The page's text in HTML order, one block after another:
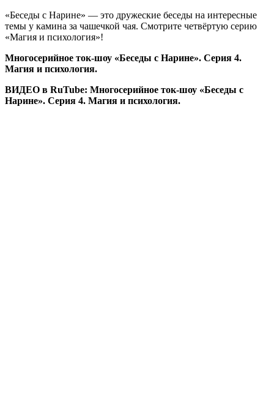
«Беседы с Нарине» — это дружеские беседы на интересные
темы у камина за чашечкой чая. Смотрите четвёртую серию
«Магия и психология»!
Многосерийное ток-шоу «Беседы с Нарине». Серия 4.
Магия и психология.
ВИДЕО в RuTube: Многосерийное ток-шоу «Беседы с
Нарине». Серия 4. Магия и психология.